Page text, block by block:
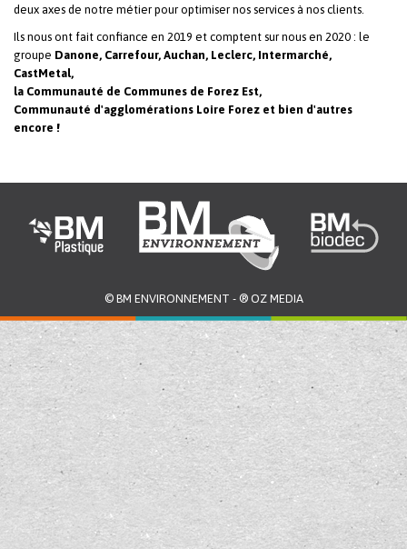
deux axes de notre métier pour optimiser nos services à nos clients.
Ils nous ont fait confiance en 2019 et comptent sur nous en 2020 : le
groupe Danone, Carrefour, Auchan, Leclerc, Intermarché,
CastMetal,
la Communauté de Communes de Forez Est,
Communauté d'agglomérations Loire Forez et bien d'autres
encore !
© BM ENVIRONNEMENT - ® OZ MEDIA